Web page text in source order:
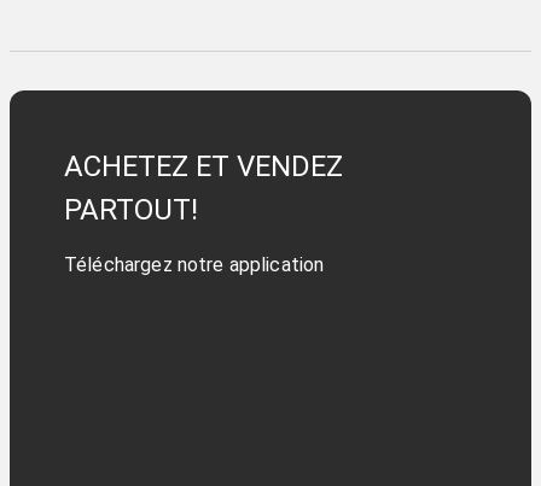
ACHETEZ ET VENDEZ
PARTOUT!
Téléchargez notre application